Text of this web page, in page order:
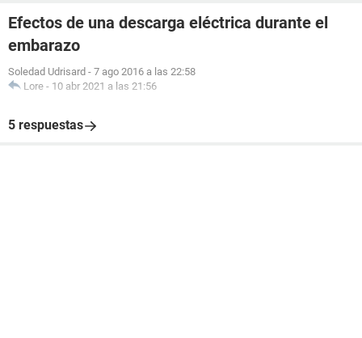
Efectos de una descarga eléctrica durante el
embarazo
Soledad Udrisard - 7 ago 2016 a las 22:58
Lore - 10 abr 2021 a las 21:56
5 respuestas